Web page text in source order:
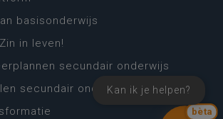
bèta
Kan ik je helpen?
basisonderwijs
in leven!
secundair onderwijs
secundair onderwijs